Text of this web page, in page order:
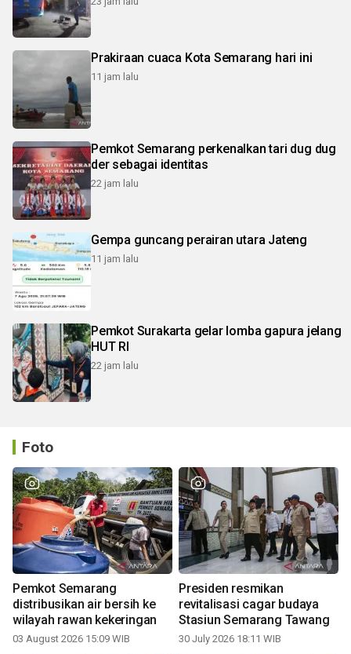
Prakiraan cuaca Kota Semarang hari ini
11 jam lalu
Pemkot Semarang perkenalkan tari dug dug
der sebagai identitas
22 jam lalu
Gempa guncang perairan utara Jateng
11 jam lalu
Pemkot Surakarta gelar lomba gapura jelang
HUT RI
22 jam lalu
Foto
Pemkot Semarang
distribusikan air bersih ke
wilayah rawan kekeringan
03 August 2026 15:09 WIB
Presiden resmikan
revitalisasi cagar budaya
Stasiun Semarang Tawang
30 July 2026 18:11 WIB